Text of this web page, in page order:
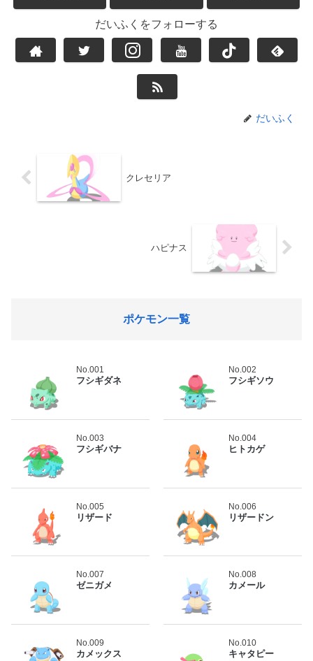
だいふくをフォローする
だいふく
クレセリア
ハピナス
ポケモン一覧
No.001
フシギダネ
No.002
フシギソウ
No.003
フシギバナ
No.004
ヒトカゲ
No.005
リザード
No.006
リザードン
No.007
ゼニガメ
No.008
カメール
No.009
カメックス
No.010
キャタピー